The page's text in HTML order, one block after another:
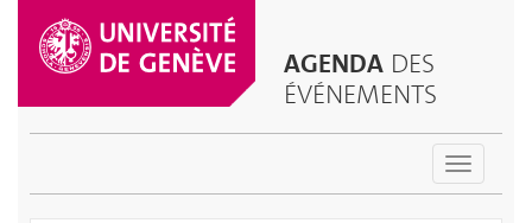
AGENDA DES
ÉVÉNEMENTS
Toggle